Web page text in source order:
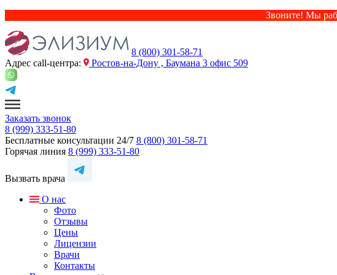
Звоните! Мы
8 (800) 301-58-71
Адрес сall-центра:
Ростов-на-Дону , Баумана 3 офис 509
Заказать звонок
8 (999) 333-51-80
Бесплатные консультации 24/7 8 (800) 301-58-71
Горячая линия 8 (999) 333-51-80
Вызвать врача
О нас
Фото
Отзывы
Цены
Лицензии
Врачи
Контакты